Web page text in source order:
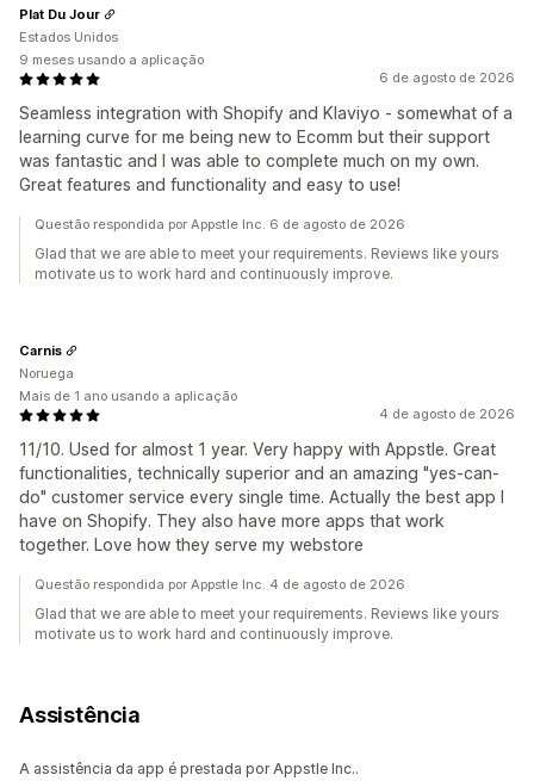
6 de agosto de 2026
Seamless integration with Shopify and Klaviyo - somewhat of a
learning curve for me being new to Ecomm but their support
was fantastic and I was able to complete much on my own.
Great features and functionality and easy to use!
Plat Du Jour
Estados Unidos
9 meses usando a aplicação
Questão respondida por Appstle Inc. 6 de agosto de 2026
Glad that we are able to meet your requirements. Reviews like yours
motivate us to work hard and continuously improve.
4 de agosto de 2026
11/10. Used for almost 1 year. Very happy with Appstle. Great
functionalities, technically superior and an amazing "yes-can-
do" customer service every single time. Actually the best app I
have on Shopify. They also have more apps that work
together. Love how they serve my webstore
Carnis
Noruega
Mais de 1 ano usando a aplicação
Questão respondida por Appstle Inc. 4 de agosto de 2026
Glad that we are able to meet your requirements. Reviews like yours
motivate us to work hard and continuously improve.
Assistência
A assistência da app é prestada por Appstle Inc..